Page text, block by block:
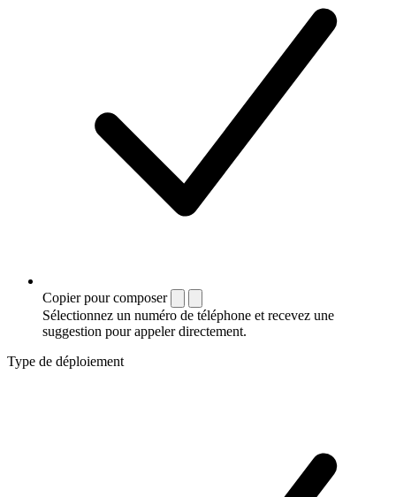
Copier pour composer
Sélectionnez un numéro de téléphone et recevez une
suggestion pour appeler directement.
Type de déploiement